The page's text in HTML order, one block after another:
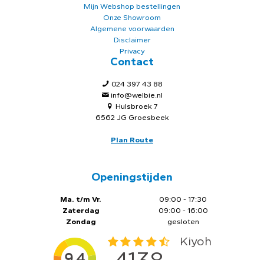
Mijn Webshop bestellingen
Onze Showroom
Algemene voorwaarden
Disclaimer
Privacy
Contact
024 397 43 88
info@welbie.nl
Hulsbroek 7
6562 JG Groesbeek
Plan Route
Openingstijden
Ma. t/m Vr.
Zaterdag
Zondag
09:00 - 17:30
09:00 - 16:00
gesloten